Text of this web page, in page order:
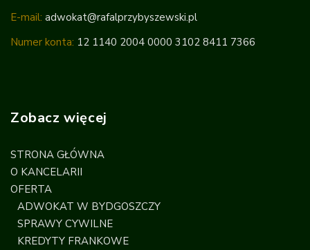
E-mail: adwokat@rafalprzybyszewski.pl
Numer konta: 12 1140 2004 0000 3102 8411 7366
Zobacz więcej
STRONA GŁÓWNA
O KANCELARII
OFERTA
ADWOKAT W BYDGOSZCZY
SPRAWY CYWILNE
KREDYTY FRANKOWE